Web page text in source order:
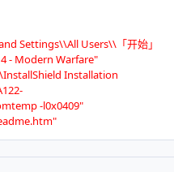
Settings\\All Users\\「开始」
- Modern Warfare"
Installation
-l0x0409"